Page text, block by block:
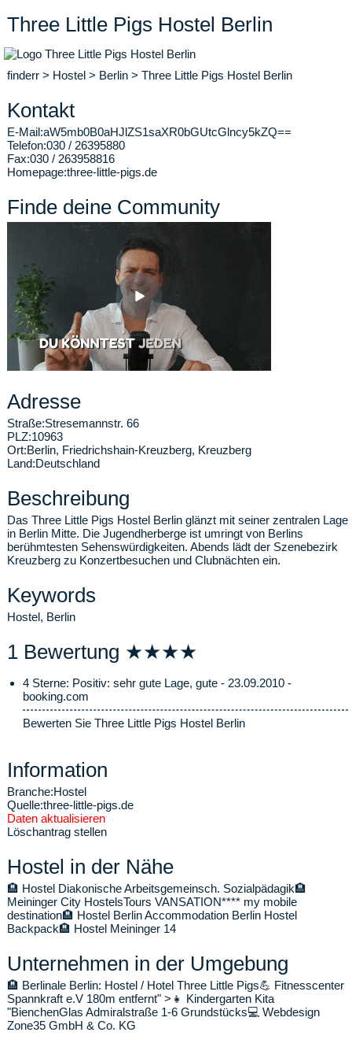
Three Little Pigs Hostel Berlin
finderr > Hostel > Berlin > Three Little Pigs Hostel Berlin
Kontakt
E-Mail:aW5mb0B0aHJlZS1saXR0bGUtcGlncy5kZQ==
Telefon:030 / 26395880
Fax:030 / 263958816
Homepage:three-little-pigs.de
Finde deine Community
Adresse
Straße:Stresemannstr. 66
PLZ:10963
Ort:Berlin, Friedrichshain-Kreuzberg, Kreuzberg
Land:Deutschland
Beschreibung
Das Three Little Pigs Hostel Berlin glänzt mit seiner zentralen Lage
in Berlin Mitte. Die Jugendherberge ist umringt von Berlins
berühmtesten Sehenswürdigkeiten. Abends lädt der Szenebezirk
Kreuzberg zu Konzertbesuchen und Clubnächten ein.
Keywords
Hostel, Berlin
1 Bewertung ★★★★
4 Sterne: Positiv: sehr gute Lage, gute - 23.09.2010 -
booking.com
Bewerten Sie Three Little Pigs Hostel Berlin
Information
Branche:Hostel
Quelle:three-little-pigs.de
Daten aktualisieren
Löschantrag stellen
Hostel in der Nähe
🏨 Hostel Diakonische Arbeitsgemeinsch. Sozialpädagik🏨
Meininger City HostelsTours VANSATION**** my mobile
destination🏨 Hostel Berlin Accommodation Berlin Hostel
Backpack🏨 Hostel Meininger 14
Unternehmen in der Umgebung
🏨 Berlinale Berlin: Hostel / Hotel Three Little Pigs💪 Fitnesscenter
Spannkraft e.V 180m entfernt" > 👧 Kindergarten Kita
"BienchenGlas Admiralstraße 1-6 Grundstücks💻 Webdesign
Zone35 GmbH & Co. KG